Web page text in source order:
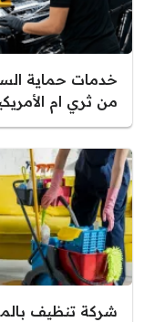
خدمات حماية
من ثري ام
شركة تنظيف